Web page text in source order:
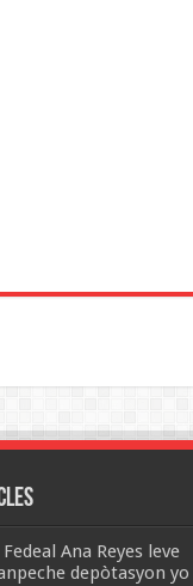
Ana Reyes leve
depòtasyon yo